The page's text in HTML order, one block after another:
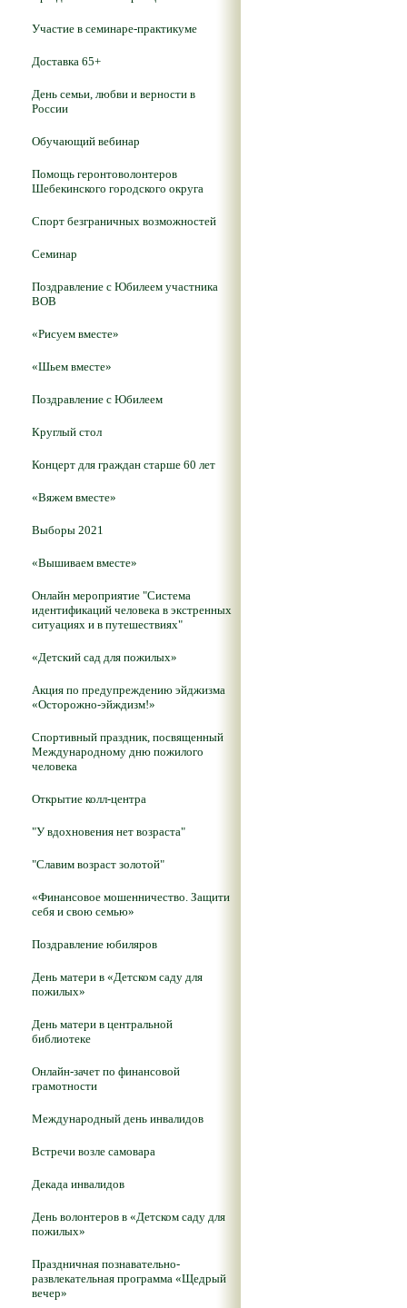
Участие в семинаре-практикуме
Доставка 65+
День семьи, любви и верности в
России
Обучающий вебинар
Помощь геронтоволонтеров
Шебекинского городского округа
Спорт безграничных возможностей
Семинар
Поздравление с Юбилеем участника
ВОВ
«Рисуем вместе»
«Шьем вместе»
Поздравление с Юбилеем
Круглый стол
Концерт для граждан старше 60 лет
«Вяжем вместе»
Выборы 2021
«Вышиваем вместе»
Онлайн мероприятие "Система
идентификаций человека в экстренных
ситуациях и в путешествиях"
«Детский сад для пожилых»
Акция по предупреждению эйджизма
«Осторожно-эйждизм!»
Спортивный праздник, посвященный
Международному дню пожилого
человека
Открытие колл-центра
"У вдохновения нет возраста"
"Славим возраст золотой"
«Финансовое мошенничество. Защити
себя и свою семью»
Поздравление юбиляров
День матери в «Детском саду для
пожилых»
День матери в центральной
библиотеке
Онлайн-зачет по финансовой
грамотности
Международный день инвалидов
Встречи возле самовара
Декада инвалидов
День волонтеров в «Детском саду для
пожилых»
Праздничная познавательно-
развлекательная программа «Щедрый
вечер»